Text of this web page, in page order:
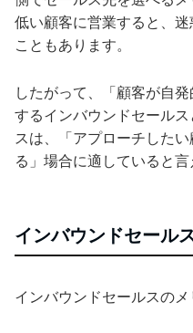
低い顧客に営業すると、
こともあります。
したがって、「顧客が自
するインバウンドセール
スは、「アプローチした
る」場合に適していると言
インバウンドセール
インバウンドセールスのメ